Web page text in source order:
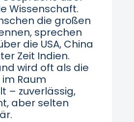
Wissenschaft.
die großen
sprechen
die USA, China
Zeit Indien.
wird oft als die
Raum
– zuverlässig,
aber selten